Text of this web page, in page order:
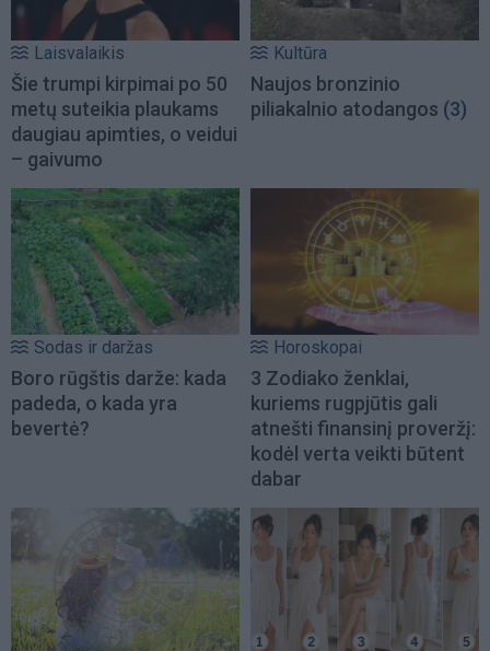
Laisvalaikis
Šie trumpi kirpimai po 50
metų suteikia plaukams
daugiau apimties, o veidui
– gaivumo
Kultūra
Naujos bronzinio
piliakalnio atodangos (3)
Sodas ir daržas
Boro rūgštis darže: kada
padeda, o kada yra
bevertė?
Horoskopai
3 Zodiako ženklai,
kuriems rugpjūtis gali
atnešti finansinį proveržį:
kodėl verta veikti būtent
dabar